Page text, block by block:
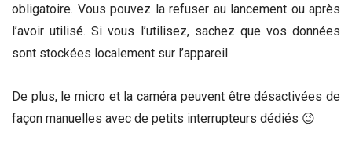
obligatoire. Vous pouvez la refuser au lancement ou après
l’avoir utilisé. Si vous l’utilisez, sachez que vos données
sont stockées localement sur l’appareil.
De plus, le micro et la caméra peuvent être désactivées de
façon manuelles avec de petits interrupteurs dédiés 😉